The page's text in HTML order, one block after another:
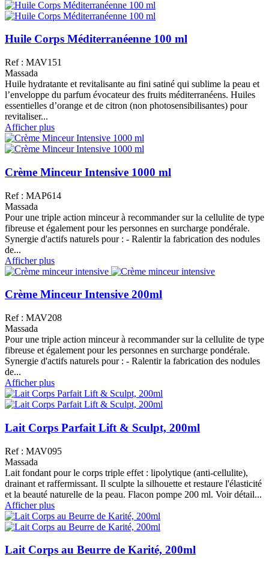
Huile Corps Méditerranéenne 100 ml
Ref : MAV151
Massada
Huile hydratante et revitalisante au fini satiné qui sublime la peau et
l’enveloppe du parfum évocateur des fruits méditerranéens. Huiles
essentielles d’orange et de citron (non photosensibilisantes) pour
revitaliser...
Afficher plus
Crème Minceur Intensive 1000 ml
Ref : MAP614
Massada
Pour une triple action minceur à recommander sur la cellulite de type
fibreuse et également pour les personnes en surcharge pondérale.
Synergie d'actifs naturels pour : - Ralentir la fabrication des nodules
de...
Afficher plus
Crème Minceur Intensive 200ml
Ref : MAV208
Massada
Pour une triple action minceur à recommander sur la cellulite de type
fibreuse et également pour les personnes en surcharge pondérale.
Synergie d'actifs naturels pour : - Ralentir la fabrication des nodules
de...
Afficher plus
Lait Corps Parfait Lift & Sculpt, 200ml
Ref : MAV095
Massada
Lait fondant pour le corps triple effet : lipolytique (anti-cellulite),
drainant et raffermissant. Il sculpte la silhouette et restaure l'élasticité
et la beauté naturelle de la peau. Flacon pompe 200 ml. Voir détail...
Afficher plus
Lait Corps au Beurre de Karité, 200ml